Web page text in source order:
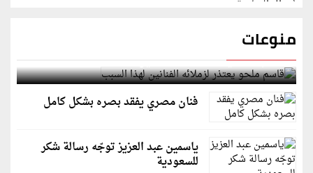
منوعات
قاسم ملحو يعتذر لزملائه الفنانين لهذا السبب
فنان مصري يفقد بصره بشكل كامل
ياسمين عبد العزيز توجّه رسالة شكر
للسعودية